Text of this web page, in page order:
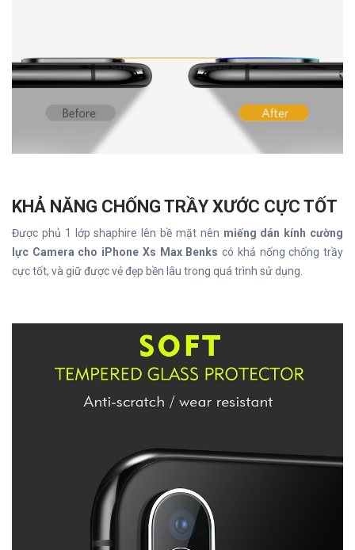
KHẢ NĂNG CHỐNG TRẦY XƯỚC CỰC TỐT
Được phủ 1 lớp shaphire lên bề mặt nên miếng dán kính cường
lực Camera cho iPhone Xs Max Benks có khả nống chống trầy
cực tốt, và giữ được vẻ đẹp bền lâu trong quá trình sử dụng.